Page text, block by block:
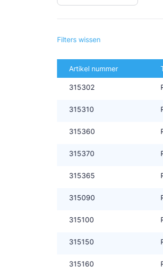
Filters wissen
Artikel nummer
315302
315310
315360
315370
315365
315090
315100
315150
315160